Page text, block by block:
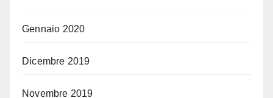
Gennaio 2020
Dicembre 2019
Novembre 2019